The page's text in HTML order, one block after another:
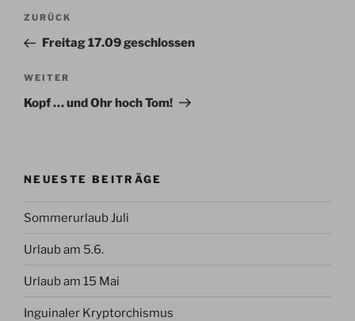
Beitragsnavigation
Vorheriger
Beitrag
ZURÜCK
Freitag 17.09 geschlossen
Nächster
Beitrag
WEITER
Kopf … und Ohr hoch Tom!
NEUESTE BEITRÄGE
Sommerurlaub Juli
Urlaub am 5.6.
Urlaub am 15 Mai
Inguinaler Kryptorchismus